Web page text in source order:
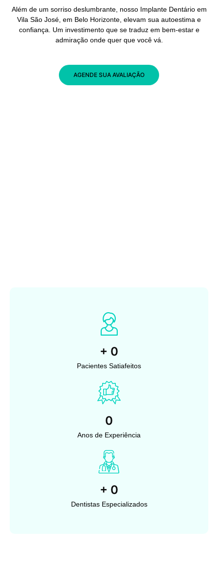
Além de um sorriso deslumbrante, nosso Implante Dentário em
Vila São José, em Belo Horizonte, elevam sua autoestima e
confiança. Um investimento que se traduz em bem-estar e
admiração onde quer que você vá.
AGENDE SUA AVALIAÇÃO
+ 0
Pacientes Satiafeitos
0
Anos de Experiência
+ 0
Dentistas Especializados